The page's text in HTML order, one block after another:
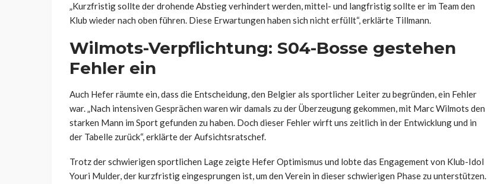
„Kurzfristig sollte der drohende Abstieg verhindert werden, mittel- und langfristig sollte er im Team den
Klub wieder nach oben führen. Diese Erwartungen haben sich nicht erfüllt“, erklärte Tillmann.
Wilmots-Verpflichtung: S04-Bosse gestehen
Fehler ein
Auch Hefer räumte ein, dass die Entscheidung, den Belgier als sportlicher Leiter zu begründen, ein Fehler
war. „Nach intensiven Gesprächen waren wir damals zu der Überzeugung gekommen, mit Marc Wilmots den
starken Mann im Sport gefunden zu haben. Doch dieser Fehler wirft uns zeitlich in der Entwicklung und in
der Tabelle zurück“, erklärte der Aufsichtsratschef.
Trotz der schwierigen sportlichen Lage zeigte Hefer Optimismus und lobte das Engagement von Klub-Idol
Youri Mulder, der kurzfristig eingesprungen ist, um den Verein in dieser schwierigen Phase zu unterstützen.